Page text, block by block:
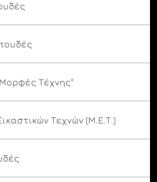
Τέχνης"
Τεχνών (Μ.Ε.Τ.)